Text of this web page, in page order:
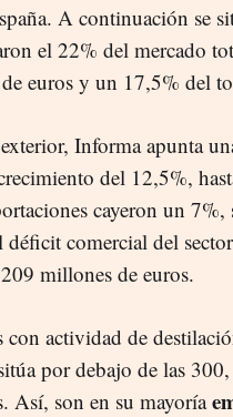
A continuación se
el 22% del mercado
euros y un 17,5% del
Informa apunta
del 12,5%,
cayeron un
déficit comercial del
millones de euros.
con actividad de
por debajo de las
Así, son en su mayoría